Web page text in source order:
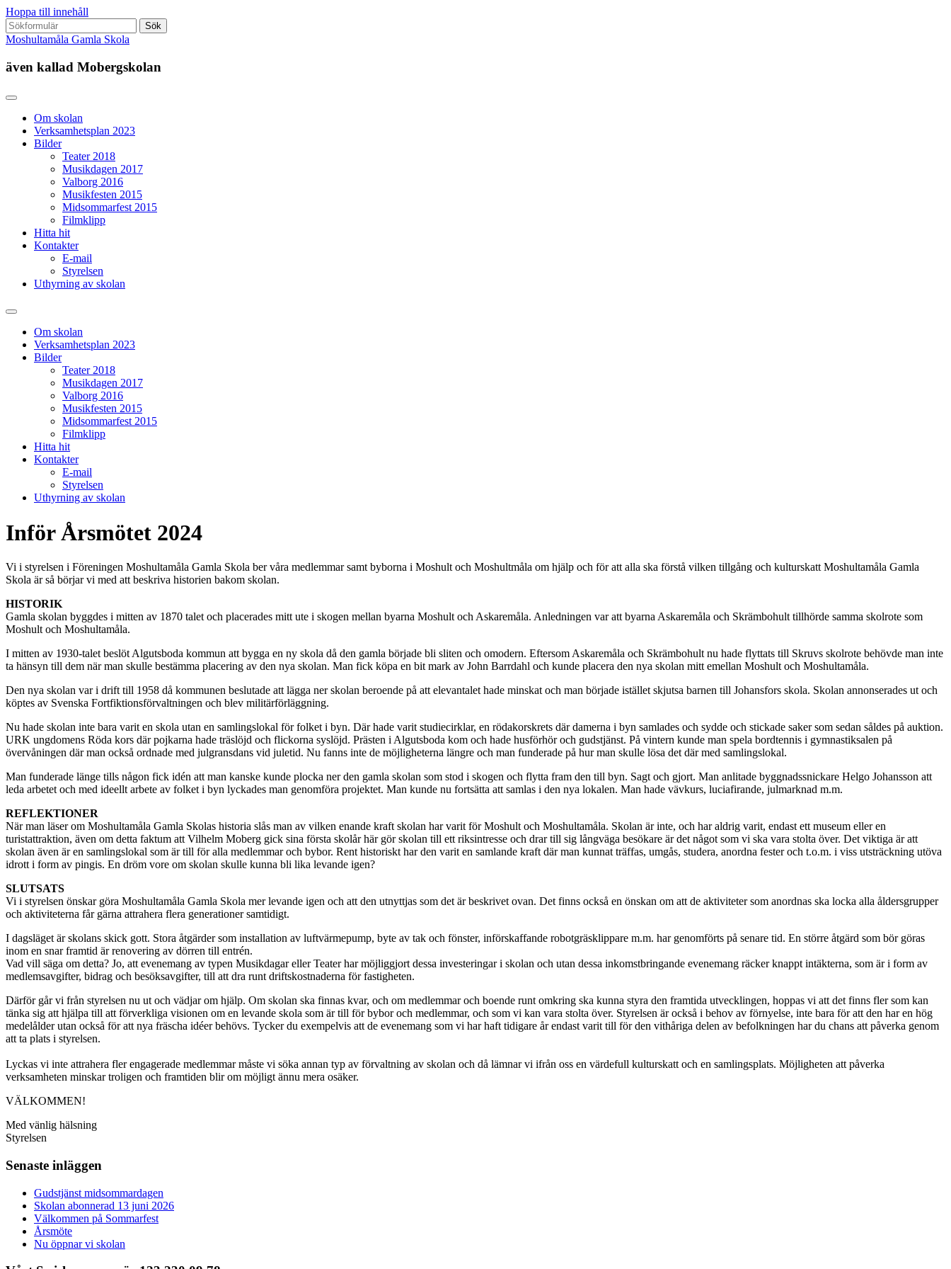
Hoppa till innehåll
Sök
efter:
Moshultamåla Gamla Skola
även kallad Mobergskolan
Om skolan
Verksamhetsplan 2023
Bilder
Teater 2018
Musikdagen 2017
Valborg 2016
Musikfesten 2015
Midsommarfest 2015
Filmklipp
Hitta hit
Kontakter
E-mail
Styrelsen
Uthyrning av skolan
Slå
sökfältOm skolan
Verksamhetsplan 2023
Bilder
Teater 2018
Musikdagen 2017
Valborg 2016
Musikfesten 2015
Midsommarfest 2015
Filmklipp
Hitta hit
Kontakter
E-mail
Styrelsen
Uthyrning av skolan
Inför Årsmötet 2024
Vi i styrelsen i Föreningen Moshultamåla Gamla Skola ber våra medlemmar samt byborna i Moshult och Moshultmåla om hjälp och för att alla ska förstå vilken tillgång och kulturskatt Moshultamåla Gamla
Skola är så börjar vi med att beskriva historien bakom skolan.
HISTORIK
Gamla skolan byggdes i mitten av 1870 talet och placerades mitt ute i skogen mellan byarna Moshult och Askaremåla. Anledningen var att byarna Askaremåla och Skrämbohult tillhörde samma skolrote som
Moshult och Moshultamåla.
I mitten av 1930-talet beslöt Algutsboda kommun att bygga en ny skola då den gamla började bli sliten och omodern. Eftersom Askaremåla och Skrämbohult nu hade flyttats till Skruvs skolrote behövde man inte
ta hänsyn till dem när man skulle bestämma placering av den nya skolan. Man fick köpa en bit mark av John Barrdahl och kunde placera den nya skolan mitt emellan Moshult och Moshultamåla.
Den nya skolan var i drift till 1958 då kommunen beslutade att lägga ner skolan beroende på att elevantalet hade minskat och man började istället skjutsa barnen till Johansfors skola. Skolan annonserades ut och
köptes av Svenska Fortfiktionsförvaltningen och blev militärförläggning.
Nu hade skolan inte bara varit en skola utan en samlingslokal för folket i byn. Där hade varit studiecirklar, en rödakorskrets där damerna i byn samlades och sydde och stickade saker som sedan såldes på auktion.
URK ungdomens Röda kors där pojkarna hade träslöjd och flickorna syslöjd. Prästen i Algutsboda kom och hade husförhör och gudstjänst. På vintern kunde man spela bordtennis i gymnastiksalen på
övervåningen där man också ordnade med julgransdans vid juletid. Nu fanns inte de möjligheterna längre och man funderade på hur man skulle lösa det där med samlingslokal.
Man funderade länge tills någon fick idén att man kanske kunde plocka ner den gamla skolan som stod i skogen och flytta fram den till byn. Sagt och gjort. Man anlitade byggnadssnickare Helgo Johansson att
leda arbetet och med ideellt arbete av folket i byn lyckades man genomföra projektet. Man kunde nu fortsätta att samlas i den nya lokalen. Man hade vävkurs, luciafirande, julmarknad m.m.
REFLEKTIONER
När man läser om Moshultamåla Gamla Skolas historia slås man av vilken enande kraft skolan har varit för Moshult och Moshultamåla. Skolan är inte, och har aldrig varit, endast ett museum eller en
turistattraktion, även om detta faktum att Vilhelm Moberg gick sina första skolår här gör skolan till ett riksintresse och drar till sig långväga besökare är det något som vi ska vara stolta över. Det viktiga är att
skolan även är en samlingslokal som är till för alla medlemmar och bybor. Rent historiskt har den varit en samlande kraft där man kunnat träffas, umgås, studera, anordna fester och t.o.m. i viss utsträckning utöva
idrott i form av pingis. En dröm vore om skolan skulle kunna bli lika levande igen?
SLUTSATS
Vi i styrelsen önskar göra Moshultamåla Gamla Skola mer levande igen och att den utnyttjas som det är beskrivet ovan. Det finns också en önskan om att de aktiviteter som anordnas ska locka alla åldersgrupper
och aktiviteterna får gärna attrahera flera generationer samtidigt.
I dagsläget är skolans skick gott. Stora åtgärder som installation av luftvärmepump, byte av tak och fönster, införskaffande robotgräsklippare m.m. har genomförts på senare tid. En större åtgärd som bör göras
inom en snar framtid är renovering av dörren till entrén.
Vad vill säga om detta? Jo, att evenemang av typen Musikdagar eller Teater har möjliggjort dessa investeringar i skolan och utan dessa inkomstbringande evenemang räcker knappt intäkterna, som är i form av
medlemsavgifter, bidrag och besöksavgifter, till att dra runt driftskostnaderna för fastigheten.
Därför går vi från styrelsen nu ut och vädjar om hjälp. Om skolan ska finnas kvar, och om medlemmar och boende runt omkring ska kunna styra den framtida utvecklingen, hoppas vi att det finns fler som kan
tänka sig att hjälpa till att förverkliga visionen om en levande skola som är till för bybor och medlemmar, och som vi kan vara stolta över. Styrelsen är också i behov av förnyelse, inte bara för att den har en hög
medelålder utan också för att nya fräscha idéer behövs. Tycker du exempelvis att de evenemang som vi har haft tidigare år endast varit till för den vithåriga delen av befolkningen har du chans att påverka genom
att ta plats i styrelsen.
Lyckas vi inte attrahera fler engagerade medlemmar måste vi söka annan typ av förvaltning av skolan och då lämnar vi ifrån oss en värdefull kulturskatt och en samlingsplats. Möjligheten att påverka
verksamheten minskar troligen och framtiden blir om möjligt ännu mera osäker.
VÄLKOMMEN!
Med vänlig hälsning
Styrelsen
Senaste inläggen
Gudstjänst midsommardagen
Skolan abonnerad 13 juni 2026
Välkommen på Sommarfest
Årsmöte
Nu öppnar vi skolan